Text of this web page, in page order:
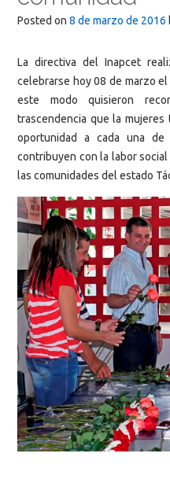
Posted on 8 de marzo de 2016
La directiva del Inapcet
celebrarse hoy 08 de marzo
este modo quisieron
trascendencia que la
oportunidad a cada una
contribuyen con la labor
las comunidades del estado